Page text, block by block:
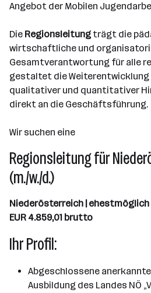
Angebot der Mobilen
Die Regionsleitung trägt die
wirtschaftliche und
Gesamtverantwortung für alle
gestaltet die Weiterentwicklung
qualitativer und quantitativer
direkt an die Geschäftsführung.
Wir suchen eine
Regionsleitung für
(m./w./d.)
Niederösterreich | ehestmöglich
EUR 4.859,01 brutto
Ihr Profil:
Abgeschlossene
Ausbildung des Landes NÖ